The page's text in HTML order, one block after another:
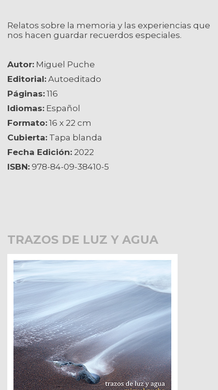
Relatos sobre la memoria y las experiencias que
nos hacen guardar recuerdos especiales.
Autor: Miguel Puche
Editorial: Autoeditado
Páginas: 116
Idiomas: Español
Formato: 16 x 22 cm
Cubierta: Tapa blanda
Fecha Edición: 2022
ISBN: 978-84-09-38410-5
TRAZOS DE LUZ Y AGUA